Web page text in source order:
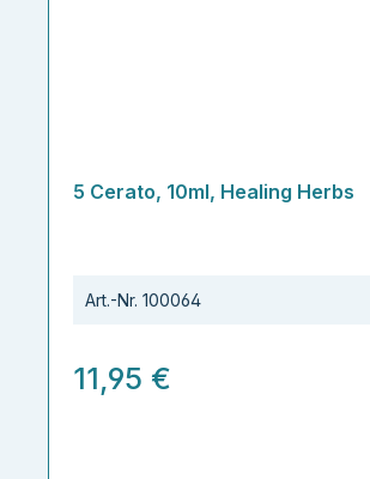
5 Cerato, 10ml, Healing Herbs
Art.-Nr. 100064
11,95 €